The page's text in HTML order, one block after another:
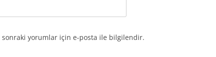
sonraki yorumlar için e-posta ile bilgilendir.